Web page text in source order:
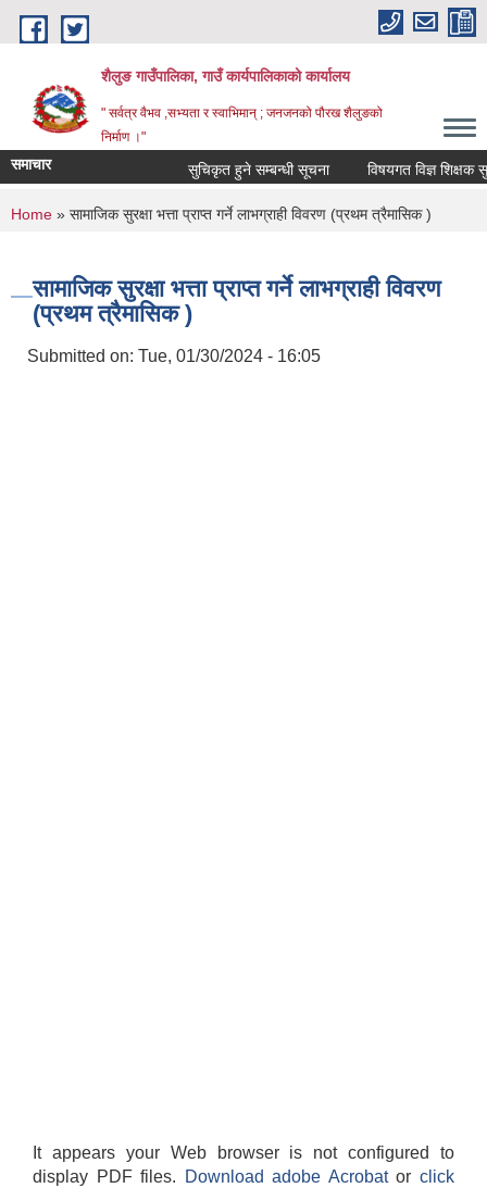
Skip to main content
शैलुङ गाउँपालिका, गाउँ कार्यपालिकाको कार्यालय
" सर्वत्र वैभव ,सभ्यता र स्वाभिमान् ; जनजनको पौरख शैलुङको
निर्माण ।"
समाचार सुचिकृत हुने सम्बन्धी सूचना विषयगत विज्ञ शिक्षक
You are here
Home » सामाजिक सुरक्षा भत्ता प्राप्त गर्ने लाभग्राही विवरण (प्रथम त्रैमासिक )
सामाजिक सुरक्षा भत्ता प्राप्त गर्ने लाभग्राही विवरण
(प्रथम त्रैमासिक )
Submitted on: Tue, 01/30/2024 - 16:05
It appears your Web browser is not configured to
display PDF files.
Download adobe Acrobatorclick